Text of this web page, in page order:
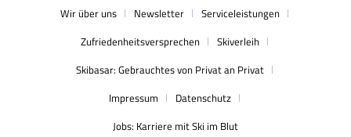
Wir über uns Newsletter
Serviceleistungen
Zufriedenheitsversprechen
Skiverleih
Skibasar: Gebrauchtes von Privat an Privat
Impressum
Datenschutz
Jobs: Karriere mit Ski im Blut